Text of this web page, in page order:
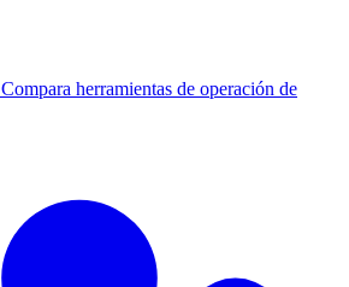
Compara herramientas de operación de